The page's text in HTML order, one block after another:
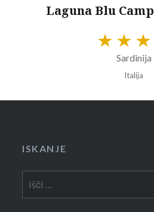
Laguna Blu
Sardinija
Italija
ISKANJE